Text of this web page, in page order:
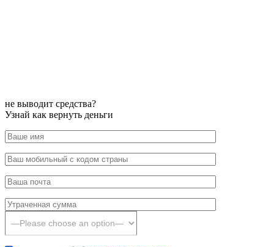
не выводит средства?
Узнай как вернуть деньги